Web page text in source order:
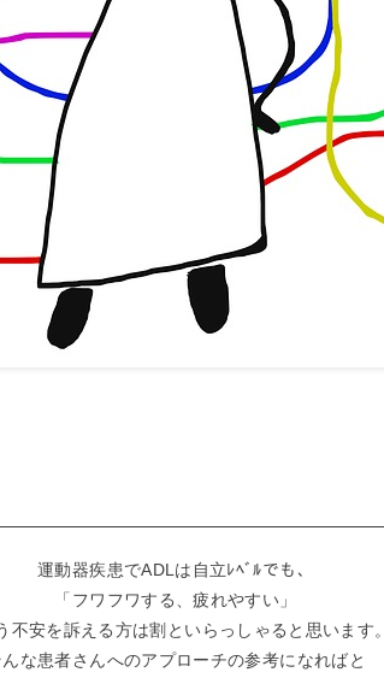
運動器疾患でADLは自立ﾚﾍﾞﾙでも、
「フワフワする、疲れやすい」
不安を訴える方は割といらっしゃると思います。
んな患者さんへのアプローチの参考になればと